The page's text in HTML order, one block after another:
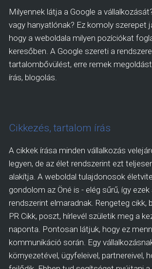
Milyennek látja a Google a
vagy hanyatlónak? Ez komoly szerepet
hogy a weboldala milyen pozíciókat
keresőben. A Google szereti a
tartalombővülést, erre remek
írás, blogolás.
Cikkezés, tartalom írás
A cikkek írása minden vállalkozás
legyen, de az élet rendszerint ezt
alakítja. A weboldal tulajdonosok
gondolom az Öné is - elég sűrű, így
rendszerint elmaradnak. Rengeteg cikk,
PR Cikk, poszt, hírlevél születik meg a
naponta. Pontosan látjuk, hogy ez
kommunikáció során. Egy
környezetével, ügyfeleivel, partnereivel,